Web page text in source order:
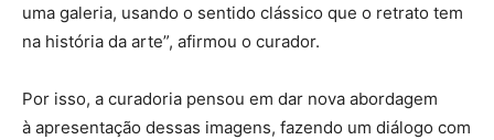
uma galeria, usando o sentido clássico que o retrato tem
na história da arte”, afirmou o curador.
Por isso, a curadoria pensou em dar nova abordagem
à apresentação dessas imagens, fazendo um diálogo com